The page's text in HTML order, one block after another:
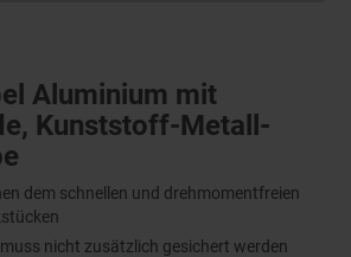
Aluminium mit
Kunststoff-Metall-
dem schnellen und drehmomentfreien
nicht zusätzlich gesichert werden